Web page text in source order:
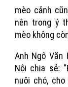
mèo cảnh
nên trong ý
mèo không
Anh Ngô Văn
Nội chia sẻ:
nuôi chó,